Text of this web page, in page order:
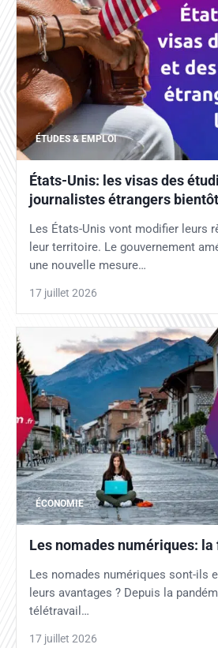
ÉTUDES & EMPLOI
États-Unis: les visas des
journalistes étrangers
Les États-Unis vont modifier leurs
leur territoire. Le gouvernement
une nouvelle mesure…
17 juillet 2026
ÉCONOMIE
Les nomades numériques: la
Les nomades numériques sont-ils
leurs avantages ? Depuis la
télétravail…
17 juillet 2026